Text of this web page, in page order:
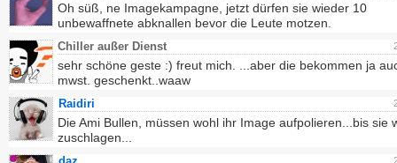
Oh süß, ne Imagekampagne, jetzt dürfen sie wieder 10
unbewaffnete abknallen bevor die Leute motzen.
Chiller außer Dienst
sehr schöne geste :) freut mich. ...aber die bekommen ja
mwst. geschenkt..waaw
Raidiri
Die Ami Bullen, müssen wohl ihr Image aufpolieren...bis sie
zuschlagen...